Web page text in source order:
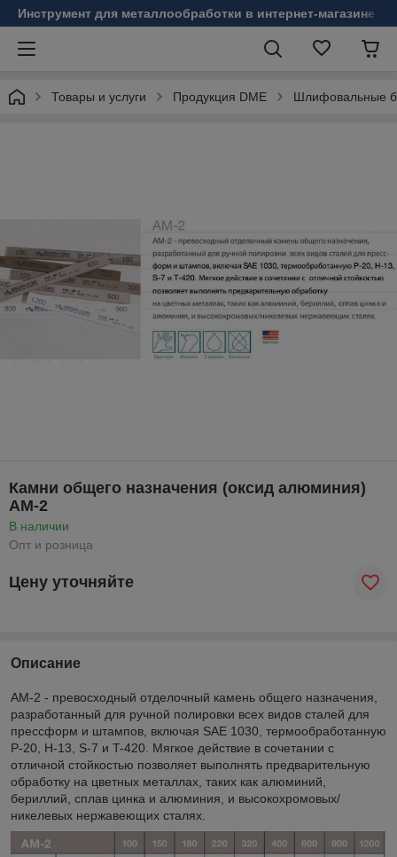
Инструмент для металлообработки в интернет-магазине
Товары и услуги Продукция DME Шлифовальные
Камни общего назначения (оксид алюминия)
AM-2
В наличии
Опт и розница
Цену уточняйте
Описание
AM-2 - превосходный отделочный камень общего назначения,
разработанный для ручной полировки всех видов сталей для
прессформ и штампов, включая SAE 1030, термообработанную
P-20, H-13, S-7 и T-420. Мягкое действие в сочетании с
отличной стойкостью позволяет выполнять предварительную
обработку на цветных металлах, таких как алюминий,
бериллий, сплав цинка и алюминия, и высокохромовых/
никелевых нержавеющих сталях.